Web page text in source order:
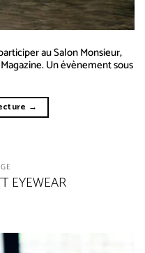
au Salon Monsieur,
Un évènement sous
→
EYEWEAR